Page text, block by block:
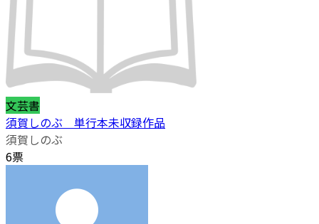
文芸書
須賀しのぶ 単行本未収録作品
須賀しのぶ
6票